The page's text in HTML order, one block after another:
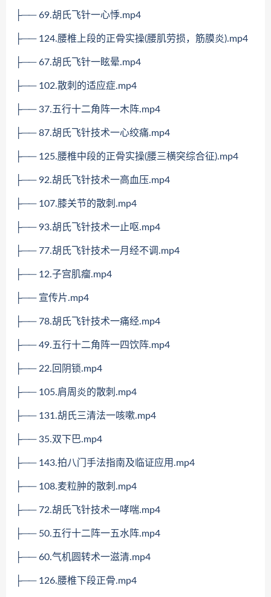
├── 69.胡氏飞针一心悸.mp4
├── 124.腰椎上段的正骨实操(腰肌劳损，筋膜炎).mp4
├── 67.胡氏飞针一眩晕.mp4
├── 102.散刺的适应症.mp4
├── 37.五行十二角阵一木阵.mp4
├── 87.胡氏飞针技术一心绞痛.mp4
├── 125.腰椎中段的正骨实操(腰三横突综合征).mp4
├── 92.胡氏飞针技术一高血压.mp4
├── 107.膝关节的散刺.mp4
├── 93.胡氏飞针技术一止呕.mp4
├── 77.胡氏飞针技术一月经不调.mp4
├── 12.子宫肌瘤.mp4
├── 宣传片.mp4
├── 78.胡氏飞针技术一痛经.mp4
├── 49.五行十二角阵一四饮阵.mp4
├── 22.回阴锁.mp4
├── 105.肩周炎的散刺.mp4
├── 131.胡氏三清法一咳嗽.mp4
├── 35.双下巴.mp4
├── 143.拍八门手法指南及临证应用.mp4
├── 108.麦粒肿的散刺.mp4
├── 72.胡氏飞针技术一哮喘.mp4
├── 50.五行十二阵一五水阵.mp4
├── 60.气机圆转术一滋清.mp4
├── 126.腰椎下段正骨.mp4